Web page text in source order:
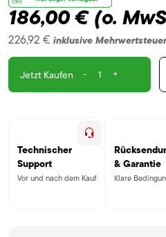
186,00 €(o.
226,92 € inklusive Mehrwertsteuer
Jetzt Kaufen - +
Technischer
Support
Vor und nach dem Kauf
& Garantie
Klare